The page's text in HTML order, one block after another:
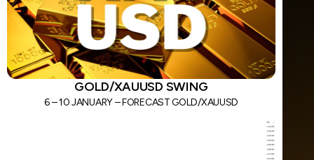
GOLD/XAUUSD SWING
6 – 10 JANUARY – FORECAST GOLD/XAUUSD